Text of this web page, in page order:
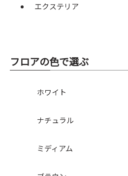
エクステリア
フロアの色で選ぶ
ホワイト
ナチュラル
ミディアム